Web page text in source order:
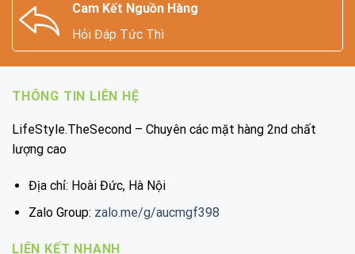
Cam Kết Nguồn Hàng
Hỏi Đáp Tức Thì
THÔNG TIN LIÊN HỆ
LifeStyle.TheSecond – Chuyên các mặt hàng 2nd chất
lượng cao
Địa chỉ: Hoài Đức, Hà Nội
Zalo Group: zalo.me/g/aucmgf398
LIÊN KẾT NHANH